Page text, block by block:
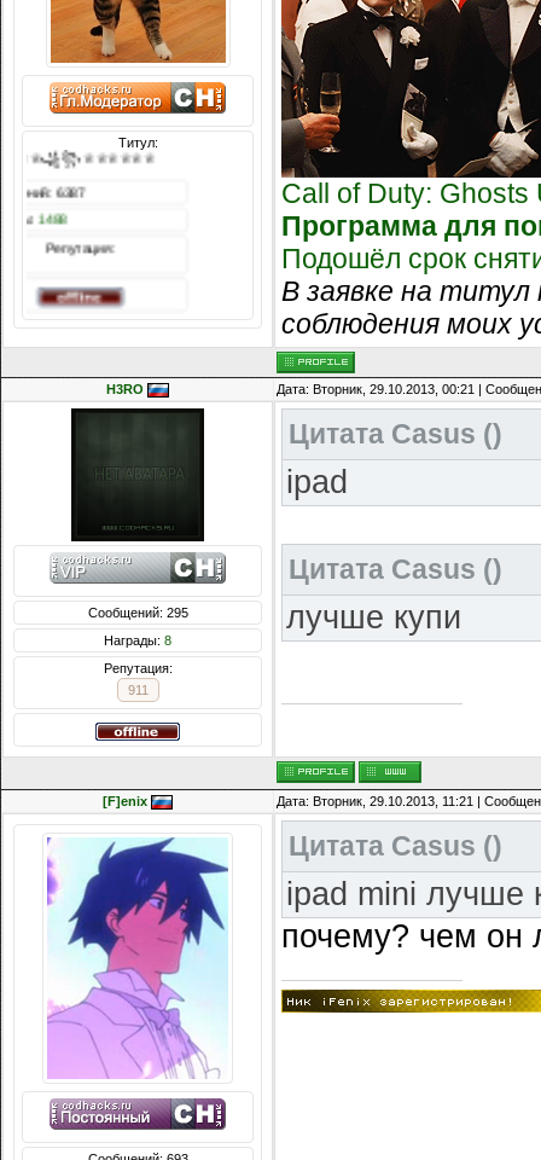
Титул:
♕♕♕♕♕♕꧁꧂♕♕♕♕♕♕
Call of Duty:
Программа для
Подошёл срок
В заявке на титул
соблюдения моих
H3RO Дата: Вторник, 29.10.2013, 00:21 |
Сообщений: 295
Награды: 8
Репутация:
911
Цитата Casus ()
ipad
Цитата Casus ()
лучше купи
[F]enix Дата: Вторник, 29.10.2013, 11:21 |
Цитата Casus ()
ipad mini лучше
почему? чем он